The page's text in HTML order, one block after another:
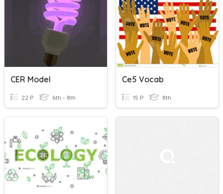
CER Model
22 P 6th - 8th
Ce5 Vocab
15 P 8th